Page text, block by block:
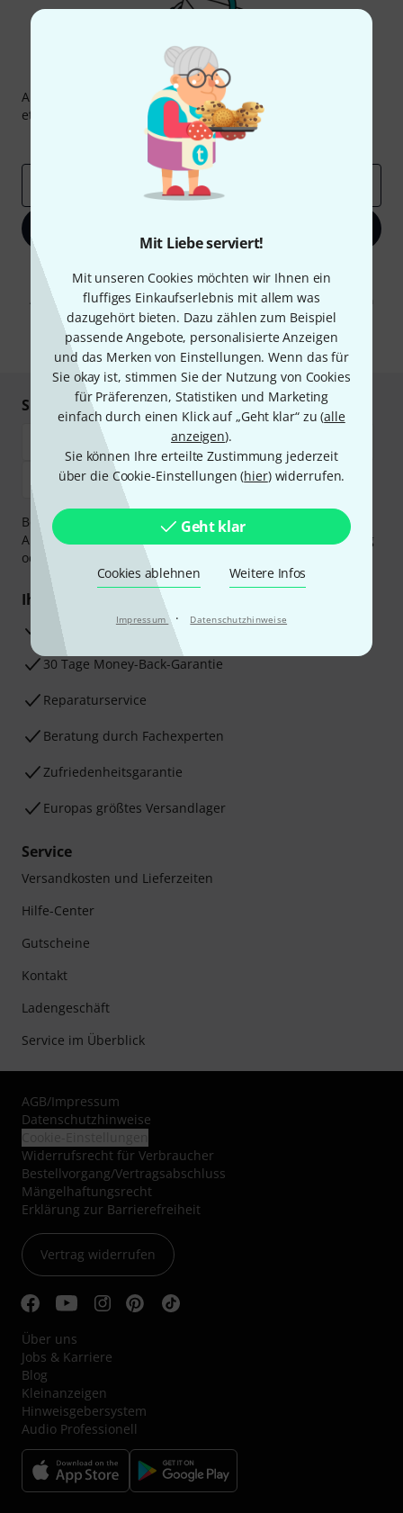
Mit Liebe serviert!
Mit unseren Cookies möchten wir Ihnen ein
fluffiges Einkaufserlebnis mit allem was
dazugehört bieten. Dazu zählen zum Beispiel
passende Angebote, personalisierte Anzeigen
und das Merken von Einstellungen. Wenn das für
Sie okay ist, stimmen Sie der Nutzung von Cookies
für Präferenzen, Statistiken und Marketing
einfach durch einen Klick auf „Geht klar“ zu (alle
anzeigen).
Sie können Ihre erteilte Zustimmung jederzeit
über die Cookie-Einstellungen (hier) widerrufen.
Geht klar
Cookies ablehnen Weitere Infos
Impressum · Datenschutzhinweise
Thomann Newsletter
Abonniere den Thomann Newsletter und gewinne mit
etwas Glück einen von
50 Gutscheinenüber jeweils
Inspirierende Beiträge
Deals
Mit Klick auf „Jetzt anmelden“ stimmen Sie dem Erhalt von E-Mail-
Werbung und einer Messung des E-Mail-Nutzungsverhaltens zu. Die
Abmeldung ist jederzeit möglich. Weitere Informationen finden Sie in
unserenDatenschutzhinweisen.
* Pflichtfeld
Sicher einkaufen & bezahlen
Bezahlen Sie vertraulich und sicher per Vorkasse, PayPal,
Amazon Pay,
Klarna Ratenzahlung
oder Kreditkarte.
Ihre Vorteile
3 Jahre Thomann Garantie
30 Tage Money-Back-Garantie
Reparaturservice
Beratung durch Fachexperten
Zufriedenheitsgarantie
Europas größtes Versandlager
Service
Versandkosten und Lieferzeiten
Hilfe-Center
Gutscheine
Kontakt
Ladengeschäft
Service im Überblick
AGB/Impressum
Datenschutzhinweise
Widerrufsrecht für Verbraucher
Bestellvorgang/Vertragsabschluss
Mängelhaftungsrecht
Erklärung zur Barrierefreiheit
Vertrag widerrufen
Über uns
Jobs & Karriere
Blog
Kleinanzeigen
Hinweisgebersystem
Audio Professionell